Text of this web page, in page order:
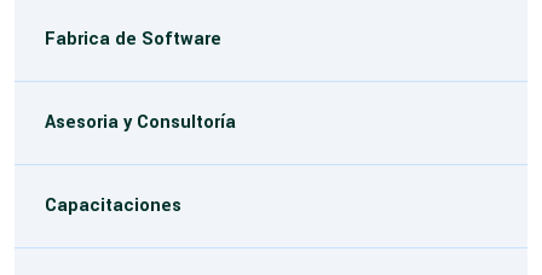
Fabrica de Software
Asesoria y Consultoría
Capacitaciones